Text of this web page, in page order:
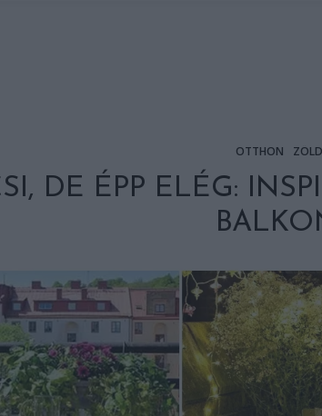
OTTHON
DE ÉPP ELÉG: